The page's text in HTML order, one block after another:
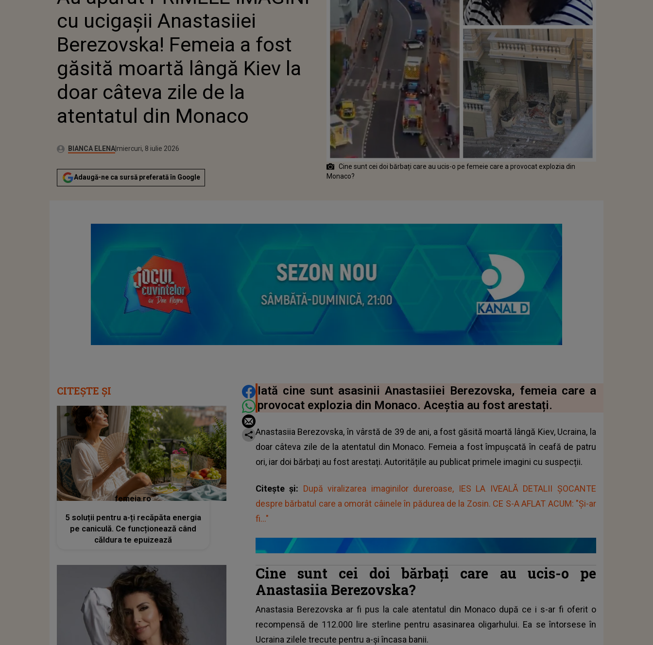
KIEV LA DOAR CÂTEVA ZILE DE LA
ATENTATUL DIN MONACO
cu ucigașii Anastasiiei
Berezovska! Femeia a fost
găsită moartă lângă Kiev la
doar câteva zile de la
atentatul din Monaco
Autor:BIANCA ELENAPublicat:
miercuri, 8 iulie 2026
Actualizat:
miercuri, 8 iulie 2026
Adaugă-ne ca sursă preferată în Google
Cine sunt cei doi bărbați care au ucis-o pe femeie care a provocat explozia din
Monaco?
DISTRIBUIE ARTICOLUL
Iată cine sunt asasinii Anastasiiei Berezovska, femeia care a
provocat explozia din Monaco. Aceștia au fost arestați.
Anastasiia Berezovska, în vârstă de 39 de ani, a fost găsită moartă lângă Kiev, Ucraina, la
doar câteva zile de la atentatul din Monaco. Femeia a fost împușcată în ceafă de patru
ori, iar doi bărbați au fost arestați. Autoritățile au publicat primele imagini cu suspecții.
Citește și: După viralizarea imaginilor dureroase, IES LA IVEALĂ DETALII ȘOCANTE
despre bărbatul care a omorât câinele în pădurea de la Zosin. CE S-A AFLAT ACUM: "Și-ar
fi..."
Cine sunt cei doi bărbați care au ucis-o pe
Anastasiia Berezovska?
Anastasia Berezovska ar fi pus la cale atentatul din Monaco după ce i s-ar fi oferit o
recompensă de 112.000 lire sterline pentru asasinarea oligarhului. Ea se întorsese în
Ucraina zilele trecute pentru a-și încasa banii.
CITEȘTE ȘI
femeia.ro
5 soluții pentru a-ți recăpăta energia
pe caniculă. Ce funcționează când
căldura te epuizează